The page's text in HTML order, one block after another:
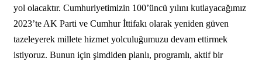
yol olacaktır. Cumhuriyetimizin 100’üncü yılını kutlayacağımız
2023’te AK Parti ve Cumhur İttifakı olarak yeniden güven
tazeleyerek millete hizmet yolculuğumuzu devam ettirmek
istiyoruz. Bunun için şimdiden planlı, programlı, aktif bir